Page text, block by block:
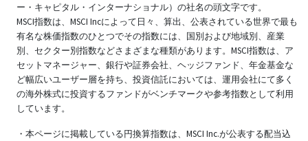
ー・キャピタル・インターナショナル）の社名の頭文字です。
MSCI指数は、MSCI Incによって日々、算出、公表されている世界で最も
有名な株価指数のひとつでその指数には、国別および地域別、産業
別、セクター別指数などさまざまな種類があります。MSCI指数は、ア
セットマネージャー、銀行や証券会社、ヘッジファンド、年金基金な
ど幅広いユーザー層を持ち、投資信託においては、運用会社にて多く
の海外株式に投資するファンドがベンチマークや参考指数として利用
しています。
・本ページに掲載している円換算指数は、MSCI Inc.が公表する配当込